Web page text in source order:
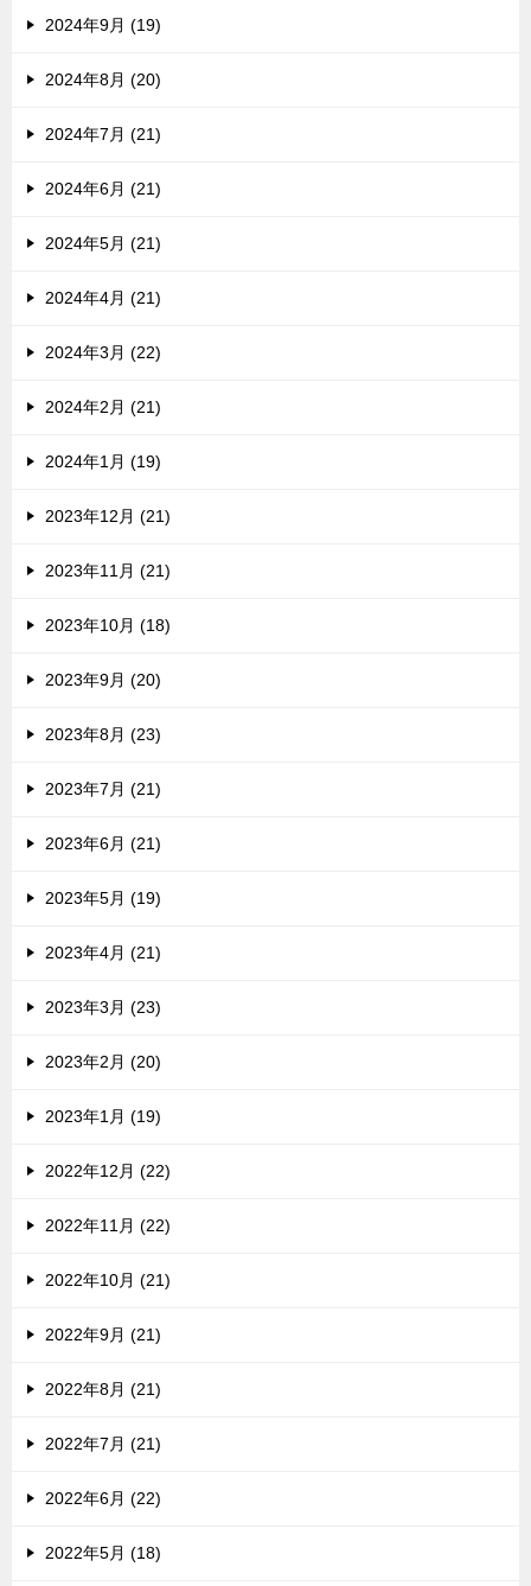
2024年9月 (19)
2024年8月 (20)
2024年7月 (21)
2024年6月 (21)
2024年5月 (21)
2024年4月 (21)
2024年3月 (22)
2024年2月 (21)
2024年1月 (19)
2023年12月 (21)
2023年11月 (21)
2023年10月 (18)
2023年9月 (20)
2023年8月 (23)
2023年7月 (21)
2023年6月 (21)
2023年5月 (19)
2023年4月 (21)
2023年3月 (23)
2023年2月 (20)
2023年1月 (19)
2022年12月 (22)
2022年11月 (22)
2022年10月 (21)
2022年9月 (21)
2022年8月 (21)
2022年7月 (21)
2022年6月 (22)
2022年5月 (18)